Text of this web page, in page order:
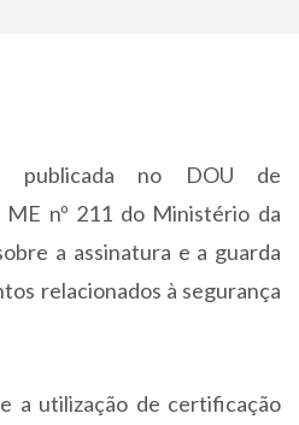
publicada no DOU de
nº 211 do Ministério da
a assinatura e a guarda
relacionados à segurança
a utilização de certificação